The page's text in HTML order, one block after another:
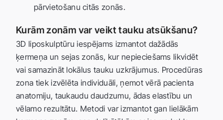
pārvietošanu citās zonās.
Kurām zonām var veikt tauku atsūkšanu?
3D liposkulptūru iespējams izmantot dažādās
ķermeņa un sejas zonās, kur nepieciešams likvidēt
vai samazināt lokālus tauku uzkrājumus. Procedūras
zona tiek izvēlēta individuāli, ņemot vērā pacienta
anatomiju, taukaudu daudzumu, ādas elastību un
vēlamo rezultātu. Metodi var izmantot gan lielākām